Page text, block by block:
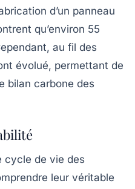
d’un panneau
qu’environ 55
au fil des
évolué, permettant de
bilan carbone des
cycle de vie des
leur véritable